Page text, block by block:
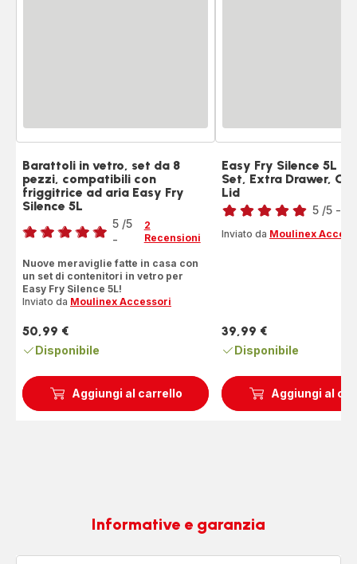
Aggiungi al carrello
Barattoli in vetro, set da 8
pezzi, compatibili con
friggitrice ad aria Easy Fry
Silence 5L
Voto
di
cinque
stelle
5 /5
-
2
Recensioni
Nuove meraviglie fatte in casa con
un set di contenitori in vetro per
Easy Fry Silence 5L!
Inviato da Moulinex Accessori
Prezzo
50,99 €
Disponibile
Aggiungi al
Easy Fry Silence 5L
Set, Extra Drawer,
Lid
Voto
di
5 /5 -
Inviato da Moulinex
Prezzo
39,99 €
Disponibile
Informative e garanzia